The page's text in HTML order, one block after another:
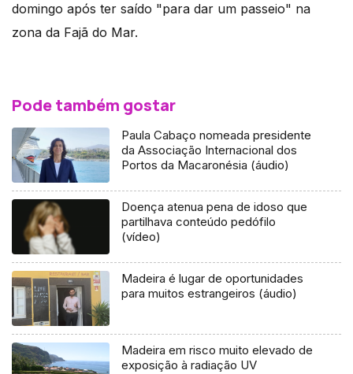
domingo após ter saído "para dar um passeio" na
zona da Fajã do Mar.
Pode também gostar
Paula Cabaço nomeada presidente
da Associação Internacional dos
Portos da Macaronésia (áudio)
Doença atenua pena de idoso que
partilhava conteúdo pedófilo
(vídeo)
Madeira é lugar de oportunidades
para muitos estrangeiros (áudio)
Madeira em risco muito elevado de
exposição à radiação UV